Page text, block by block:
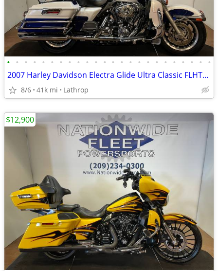
• • • • • • • • • • • • • • • • • • • • • • • •
2007 Harley Davidson Electra Glide Ultra Classic FLHTCU
8/6 41k mi Lathrop
$12,900